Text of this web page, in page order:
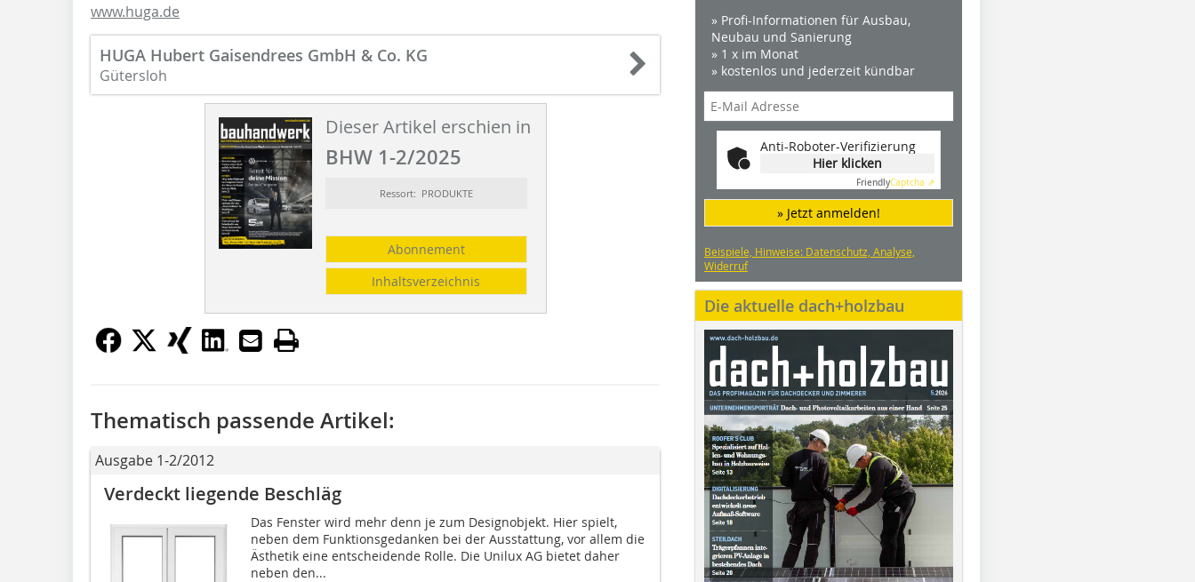
www.huga.de
HUGA Hubert Gaisendrees GmbH & Co. KG
Gütersloh
Dieser Artikel erschien in
BHW 1-2/2025
Ressort: PRODUKTE
Abonnement
Inhaltsverzeichnis
Thematisch passende Artikel:
Ausgabe 1-2/2012
Verdeckt liegende Beschläg
Das Fenster wird mehr denn je zum Designobjekt. Hier spielt,
neben dem Funktionsgedanken bei der Ausstattung, vor allem die
Ästhetik eine entscheidende Rolle. Die Unilux AG bietet daher
neben den...
» Profi-Informationen für Ausbau,
Neubau und Sanierung
» 1 x im Monat
» kostenlos und jederzeit kündbar
Anti-Roboter-Verifizierung
Hier klicken
FriendlyCaptcha ⇗
» Jetzt anmelden!
Beispiele, Hinweise: Datenschutz, Analyse,
Widerruf
Die aktuelle dach+holzbau